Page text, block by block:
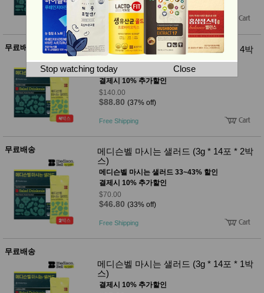
건강식
품
성용품
뷰 스킨케
메이크
업
헤어케
어/염색
바디케
어/향수
장품
미용제
품
주방가
전
계절/생
활가전
건강가
전
기브랜
드
기
조리용
품
Stop watching today Close
Free Shipping
무료배송
메디슨벨 마시는 샐러드 (3g * 14포 * 4박
스)
메디슨벨 마시는 샐러드 33~43% 할인
결제시 10% 추가할인
$140.00
$88.80 (37% off)
Free Shipping
무료배송
메디슨벨 마시는 샐러드 (3g * 14포 * 2박
스)
메디슨벨 마시는 샐러드 33~43% 할인
결제시 10% 추가할인
$70.00
$46.80 (33% off)
Free Shipping
무료배송
메디슨벨 마시는 샐러드 (3g * 14포 * 1박
스)
결제시 10% 추가할인